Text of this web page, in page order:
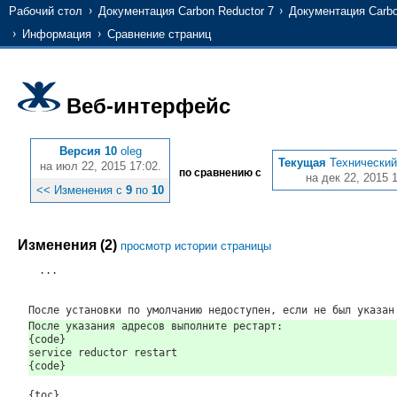
Рабочий стол Документация Carbon Reductor 7
Документация
Информация
Сравнение страниц
Веб-интерфейс
Версия 10 oleg
на июл 22, 2015 17:02.
<< Изменения с 9 по 10
по сравнению с
Текущая
на дек 22, 2015
Изменения (2) просмотр истории страницы
...
После установки по умолчанию недоступен, если не был
После указания адресов выполните рестарт:
{code}
service reductor restart
{code}